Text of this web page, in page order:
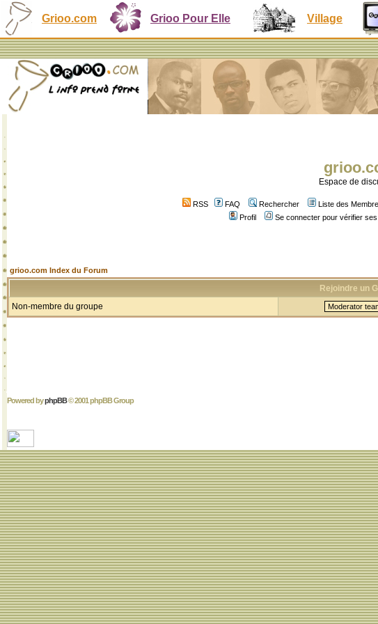
Grioo.com Grioo Pour Elle Village
Espace de
RSS FAQ Rechercher Liste des
Profil
Se connecter pour vérifier
grioo.com Index du Forum
Rejoindre un
Non-membre du groupe
Powered byphpBB© 2001 phpBB Group